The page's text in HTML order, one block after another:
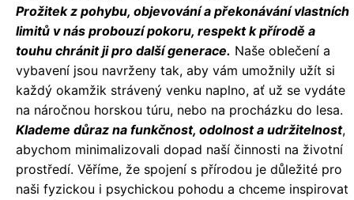
Prožitek z pohybu, objevování a překonávání vlastních
limitů v nás probouzí pokoru, respekt k přírodě a
touhu chránit ji pro další generace. Naše oblečení a
vybavení jsou navrženy tak, aby vám umožnily užít si
každý okamžik strávený venku naplno, ať už se vydáte
na náročnou horskou túru, nebo na procházku do lesa.
Klademe důraz na funkčnost, odolnost a udržitelnost,
abychom minimalizovali dopad naší činnosti na životní
prostředí. Věříme, že spojení s přírodou je důležité pro
naši fyzickou i psychickou pohodu a chceme inspirovat